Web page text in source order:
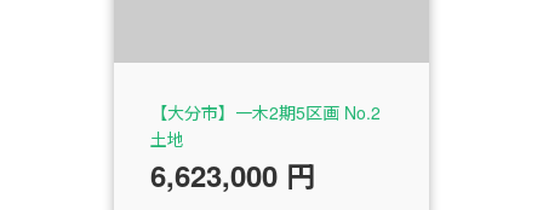
【大分市】一木2期5区画 No.2
土地
6,623,000 円